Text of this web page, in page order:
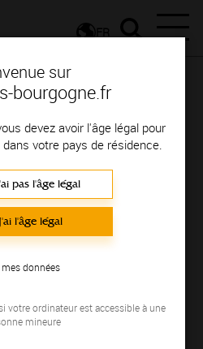
sur
bourgogne.fr
devez avoir l'âge légal pour
votre pays de résidence.
pas l'âge légal
J'ai l'âge légal
données
votre ordinateur est accessible à une
mineure
FR
Mâcon plus vue par Charles
plus vue